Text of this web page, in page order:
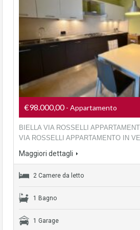
€98.000,00- Appartamento
BIELLA VIA ROSSELLI
VIA ROSSELLI APPARTAMENTO IN
Maggiori dettagli
2 Camere da letto
1 Bagno
1 Garage